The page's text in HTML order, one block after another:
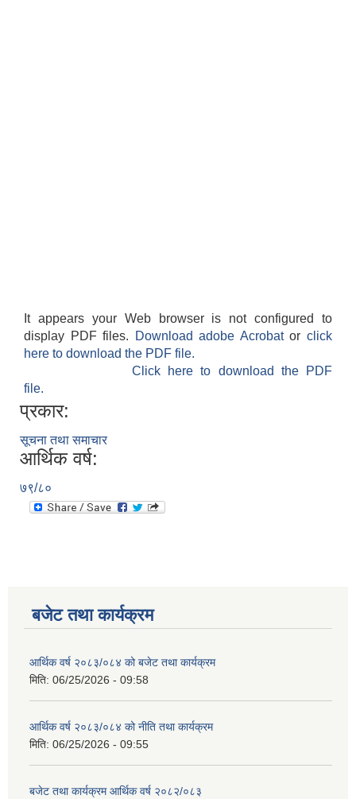
It appears your Web browser is not configured to
display PDF files.
Download adobe Acrobatorclick
here to download the PDF file.
Click here to download the PDF
file.
प्रकार:
सूचना तथा समाचार
आर्थिक वर्ष:
७९/८०
बजेट तथा कार्यक्रम
आर्थिक वर्ष २०८३/०८४ को बजेट तथा कार्यक्रम
मिति: 06/25/2026 - 09:58
आर्थिक वर्ष २०८३/०८४ को नीति तथा कार्यक्रम
मिति: 06/25/2026 - 09:55
बजेट तथा कार्यक्रम आर्थिक वर्ष २०८२/०८३